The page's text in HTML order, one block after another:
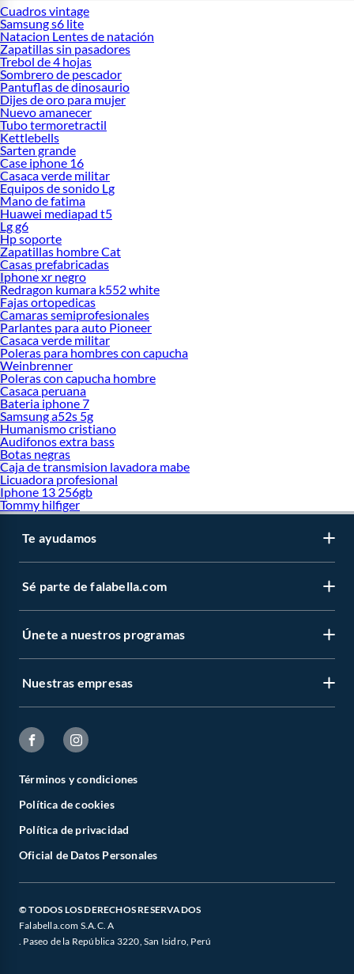
Cuadros vintage
Samsung s6 lite
Natacion Lentes de natación
Zapatillas sin pasadores
Trebol de 4 hojas
Sombrero de pescador
Pantuflas de dinosaurio
Dijes de oro para mujer
Nuevo amanecer
Tubo termoretractil
Kettlebells
Sarten grande
Case iphone 16
Casaca verde militar
Equipos de sonido Lg
Mano de fatima
Huawei mediapad t5
Lg g6
Hp soporte
Zapatillas hombre Cat
Casas prefabricadas
Iphone xr negro
Redragon kumara k552 white
Fajas ortopedicas
Camaras semiprofesionales
Parlantes para auto Pioneer
Casaca verde militar
Poleras para hombres con capucha
Weinbrenner
Poleras con capucha hombre
Casaca peruana
Bateria iphone 7
Samsung a52s 5g
Humanismo cristiano
Audifonos extra bass
Botas negras
Caja de transmision lavadora mabe
Licuadora profesional
Iphone 13 256gb
Tommy hilfiger
Te ayudamos
Sé parte de falabella.com
Únete a nuestros programas
Nuestras empresas
Términos y condiciones
Política de cookies
Política de privacidad
Oficial de Datos Personales
© TODOS LOS DERECHOS RESERVADOS
Falabella.com S.A.C. A
. Paseo de la República 3220, San Isidro, Perú